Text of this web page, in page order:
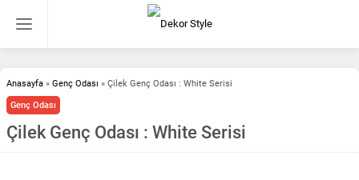
Anasayfa » Genç Odası » Çilek Genç Odası : White Serisi
Genç Odası
Çilek Genç Odası : White Serisi